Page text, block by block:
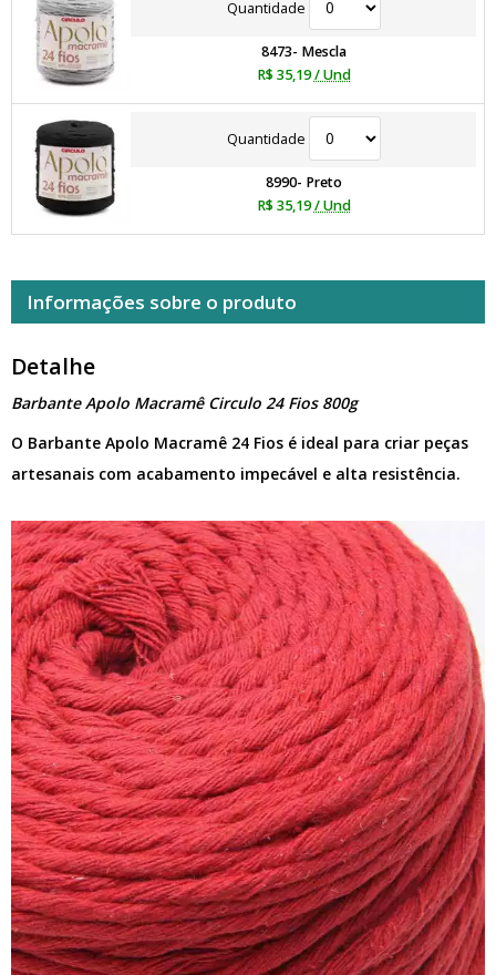
Quantidade
8473- Mescla
R$ 35,19 / Und
Quantidade
8990- Preto
R$ 35,19 / Und
Informações sobre o produto
Detalhe
Barbante Apolo Macramê Circulo 24 Fios 800g
O Barbante Apolo Macramê 24 Fios é ideal para criar peças
artesanais com acabamento impecável e alta resistência.